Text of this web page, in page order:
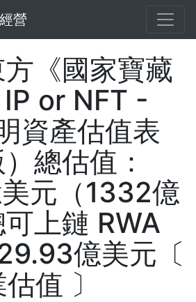
營
《國家寶藏
or NFT -
資產估值表
）總估值：
元（1332億
上鏈 RWA
億美元〔
值 〕